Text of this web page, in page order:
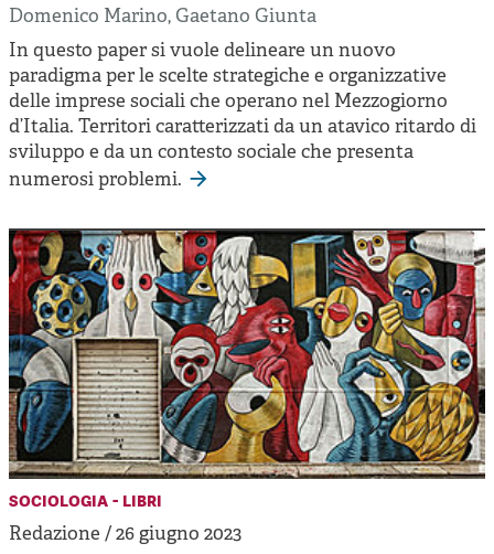
Impresa sociale e democrazia
Acini di fuoco - Dossier Mezzogiorno
Valutazione e dintorni
Domenico Marino,Gaetano Giunta
In questo paper si vuole delineare un nuovo
paradigma per le scelte strategiche e organizzative
delle imprese sociali che operano nel Mezzogiorno
d’Italia. Territori caratterizzati da un atavico ritardo di
sviluppo e da un contesto sociale che presenta
numerosi problemi.
sociologia - libri
Redazione / 26 giugno 2023